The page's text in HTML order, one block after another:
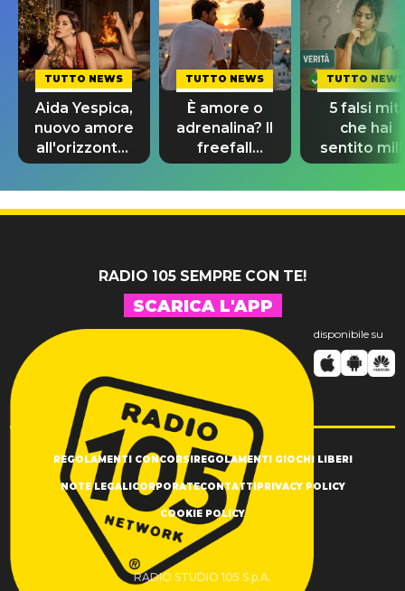
TUTTO NEWS
Aida Yespica,
nuovo amore
all'orizzonte:
al suo fianco
c'è Giovanni
TUTTO NEWS
È amore o
adrenalina? Il
freefall
dating
confonde
tutti
TUTTO NEWS
5 falsi miti
che hai
sentito
volte e
ancora
RADIO 105 SEMPRE CON TE!
SCARICA L'APP
disponibile su
REGOLAMENTI CONCORSIREGOLAMENTI GIOCHI LIBERI
NOTE LEGALICORPORATECONTATTIPRIVACY POLICY
COOKIE POLICY
RADIO STUDIO 105 S.p.A.